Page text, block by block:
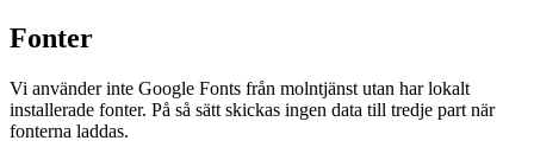
Fonter
Vi använder inte Google Fonts från molntjänst utan har lokalt
installerade fonter. På så sätt skickas ingen data till tredje part när
fonterna laddas.